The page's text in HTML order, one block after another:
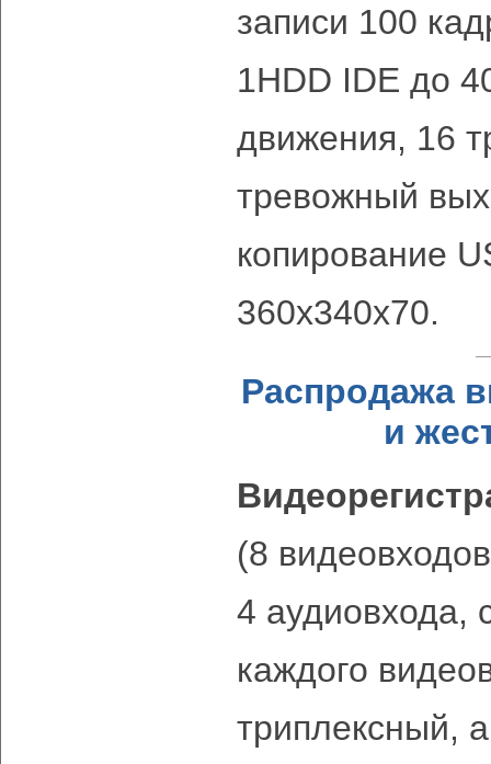
записи 100
1HDD IDE до
движения, 16
тревожный
копирование
360х340х70.
Распродажа
и
(8
4 аудиовхода,
каждого
триплексный,